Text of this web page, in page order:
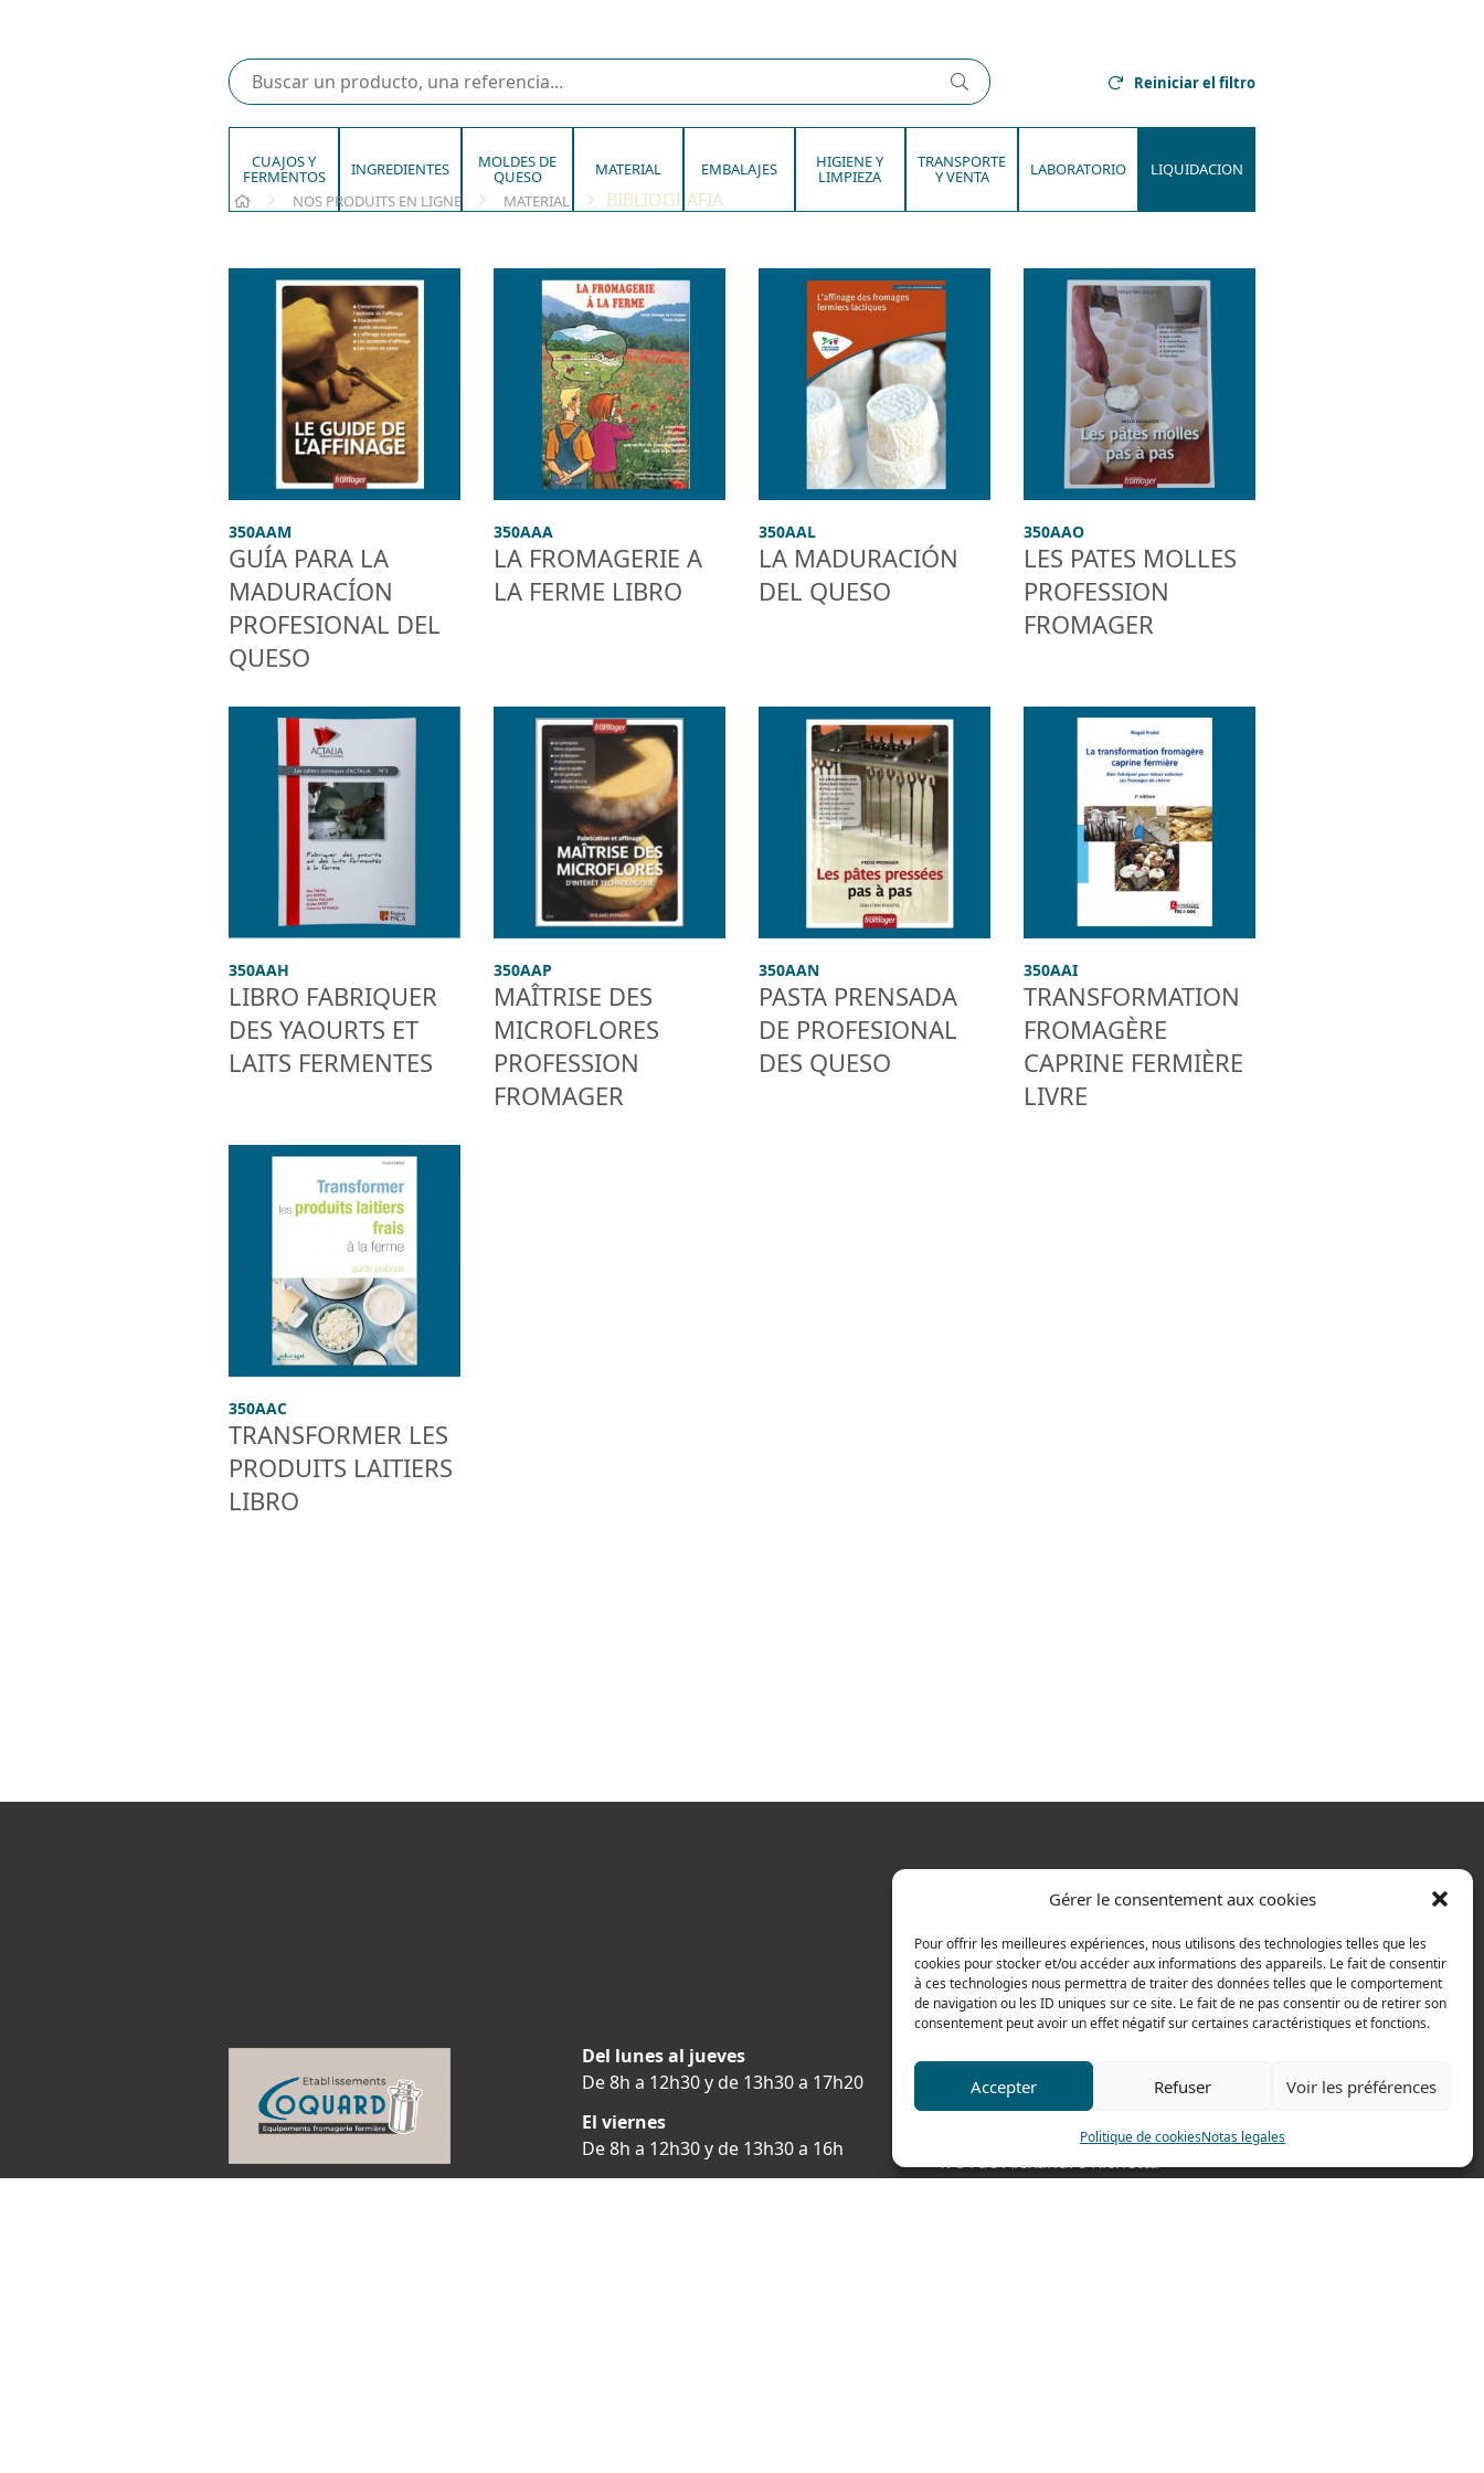
Gérer le consentement aux cookies
Pour offrir les meilleures expériences, nous utilisons des technologies telles que les
cookies pour stocker et/ou accéder aux informations des appareils. Le fait de consentir
à ces technologies nous permettra de traiter des données telles que le comportement
de navigation ou les ID uniques sur ce site. Le fait de ne pas consentir ou de retirer son
consentement peut avoir un effet négatif sur certaines caractéristiques et fonctions.
Accepter Refuser Voir les préférences
Politique de cookiesNotas legales
Reiniciar el filtro
CUAJOS Y
FERMENTOS INGREDIENTES MOLDES DE
QUESO MATERIAL EMBALAJES HIGIENE Y
LIMPIEZA
TRANSPORTE
Y VENTA LABORATORIO
LIQUIDACION
HOME
NOS PRODUITS EN LIGNE MATERIAL BIBLIOGRAFIA
350AAM
GUÍA PARA LA
MADURACÍON
PROFESIONAL DEL
QUESO
350AAA
LA FROMAGERIE A
LA FERME LIBRO
350AAL
LA MADURACIÓN
DEL QUESO
350AAO
LES PATES MOLLES
PROFESSION
FROMAGER
350AAH
LIBRO FABRIQUER
DES YAOURTS ET
LAITS FERMENTES
350AAP
MAÎTRISE DES
MICROFLORES
PROFESSION
FROMAGER
350AAN
PASTA PRENSADA
DE PROFESIONAL
DES QUESO
350AAI
TRANSFORMATION
FROMAGÈRE
CAPRINE FERMIÈRE
LIVRE
350AAC
TRANSFORMER LES
PRODUITS LAITIERS
LIBRO
Del lunes al jueves
De 8h a 12h30 y de 13h30 a 17h20
El viernes
De 8h a 12h30 y de 13h30 a 16h
Contáctenos
Tel: 0033 474 62 81 44
478 rue Alexandre Richetta